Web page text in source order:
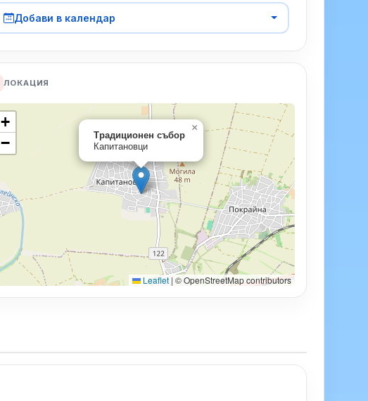
Добави в календар
ЛОКАЦИЯ
Традиционен събор
Капитановци
×
+
−
Leaflet | © OpenStreetMap contributors